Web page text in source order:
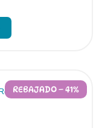
se
pueden
elegir
REBAJADO – 41%